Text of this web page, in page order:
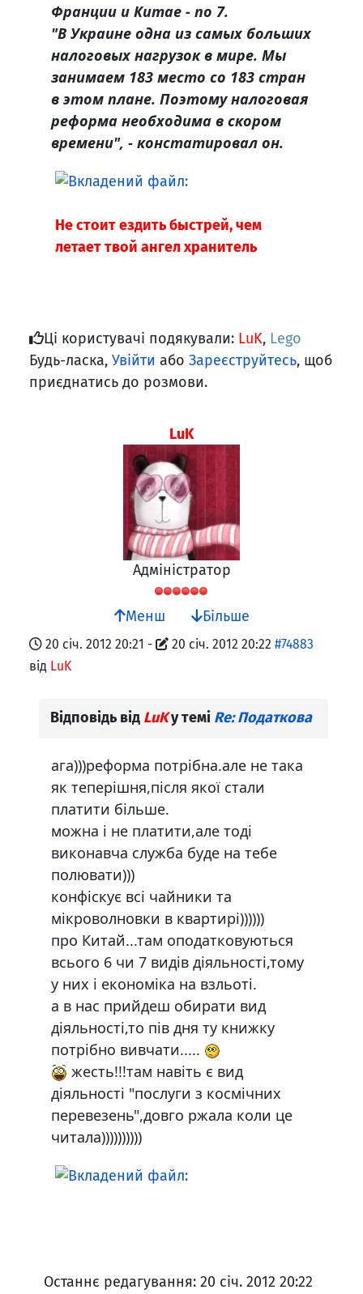
Франции и Китае - по 7.
"В Украине одна из самых больших
налоговых нагрузок в мире. Мы
занимаем 183 место со 183 стран
в этом плане. Поэтому налоговая
реформа необходима в скором
времени", - констатировал он.
Не стоит ездить быстрей, чем
летает твой ангел хранитель
Ці користувачі подякували: LuK, Lego
Будь-ласка, Увійти або Зареєструйтесь, щоб
приєднатись до розмови.
LuK
Адміністратор
Менш Більше
20 січ. 2012 20:21 - 20 січ. 2012 20:22 #74883
від LuK
Відповідь від LuKу темі Re: Податкова
ага)))реформа потрібна.але не така
як теперішня,після якої стали
платити більше.
можна і не платити,але тоді
виконавча служба буде на тебе
полювати)))
конфіскує всі чайники та
мікроволновки в квартирі))))))
про Китай...там оподатковуються
всього 6 чи 7 видів діяльності,тому
у них і економіка на взльоті.
а в нас прийдеш обирати вид
діяльності,то пів дня ту книжку
потрібно вивчати.....
жесть!!!там навіть є вид
діяльності "послуги з космічних
перевезень",довго ржала коли це
читала))))))))))
Останнє редагування: 20 січ. 2012 20:22